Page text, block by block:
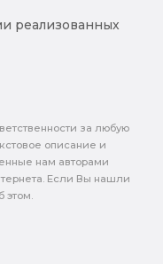
реализованных
за любую
описание и
нам авторами
Если Вы нашли
этом.